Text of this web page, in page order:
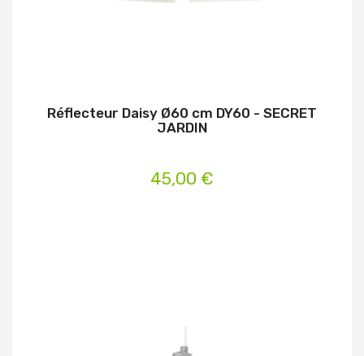
Réflecteur Daisy Ø60 cm DY60 - SECRET
JARDIN
45,00 €